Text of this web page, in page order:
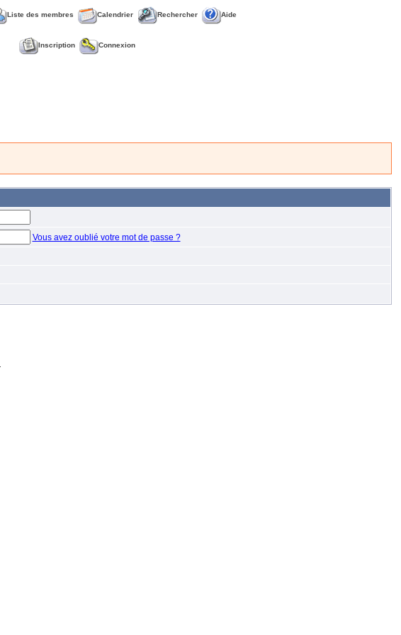
Liste des membres Calendrier Rechercher Aide
Inscription Connexion
Vous avez oublié votre mot de passe ?